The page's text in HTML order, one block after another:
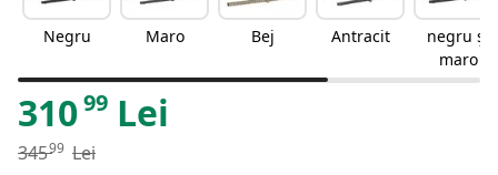
Negru Maro Bej Antracit
negru și
maro
31099 Lei
34599 Lei